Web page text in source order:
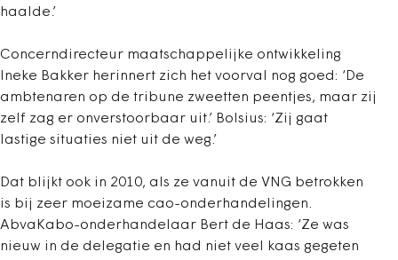
haalde.’
Concerndirecteur maatschappelijke ontwikkeling
Ineke Bakker herinnert zich het voorval nog goed: ‘De
ambtenaren op de tribune zweetten peentjes, maar zij
zelf zag er onverstoorbaar uit.’ Bolsius: ‘Zij gaat
lastige situaties niet uit de weg.’
Dat blijkt ook in 2010, als ze vanuit de VNG betrokken
is bij zeer moeizame cao-onderhandelingen.
AbvaKabo-onderhandelaar Bert de Haas: ‘Ze was
nieuw in de delegatie en had niet veel kaas gegeten